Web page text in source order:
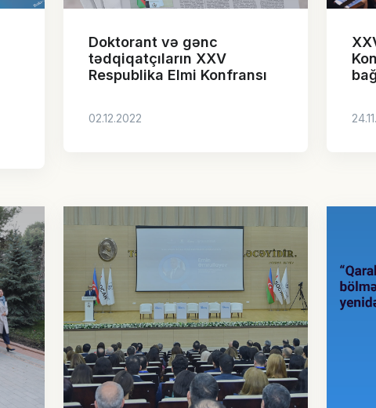
Doktorant və gənc
tədqiqatçıların XXV
Respublika Elmi Konfransı
02.12.2022